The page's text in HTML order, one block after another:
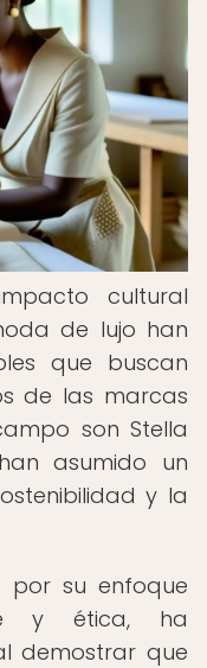
cultural
de lujo han
que buscan
de las marcas
son Stella
asumido un
y la
por su enfoque
y ética, ha
demostrar que